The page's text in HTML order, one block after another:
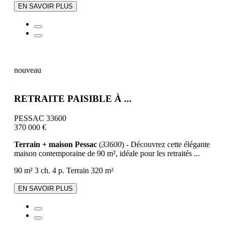
EN SAVOIR PLUS
nouveau
RETRAITE PAISIBLE À ...
PESSAC 33600
370 000 €
Terrain + maison Pessac (33600) - Découvrez cette élégante
maison contemporaine de 90 m², idéale pour les retraités ...
90 m² 3 ch. 4 p. Terrain 320 m²
EN SAVOIR PLUS